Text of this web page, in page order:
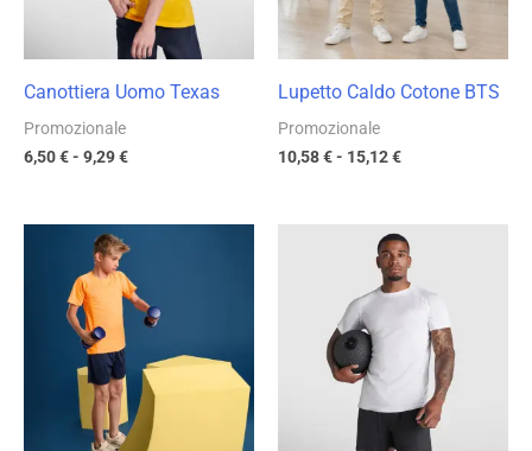
Canottiera Uomo Texas
Promozionale
6,50€- 9,29€
Lupetto Caldo Cotone BTS
Promozionale
10,58€- 15,12€
di
prezzo:
da
4,91 €
7,02 €
Fascia
di
prezzo:
da